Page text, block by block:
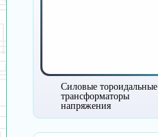
Силовые тороидальные
трансформаторы
напряжения